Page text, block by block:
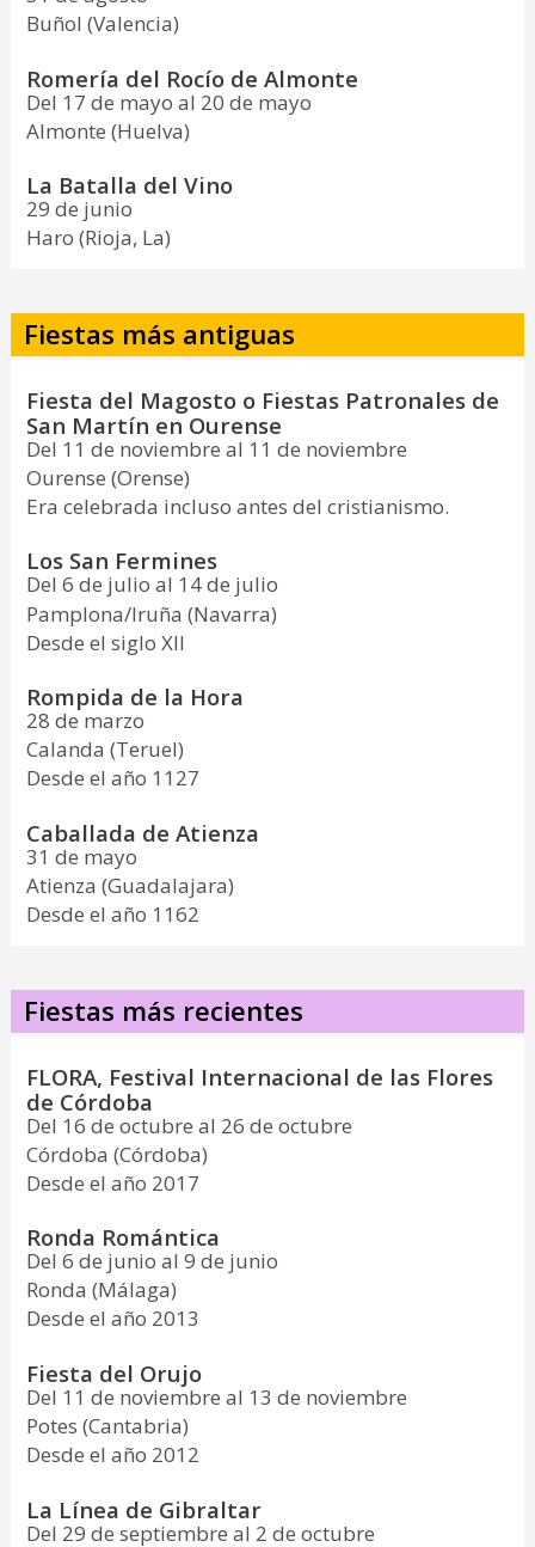
Buñol (Valencia)
Romería del Rocío de Almonte
Del 17 de mayo al 20 de mayo
Almonte (Huelva)
La Batalla del Vino
29 de junio
Haro (Rioja, La)
Fiestas más antiguas
Fiesta del Magosto o Fiestas Patronales de
San Martín en Ourense
Del 11 de noviembre al 11 de noviembre
Ourense (Orense)
Era celebrada incluso antes del cristianismo.
Los San Fermines
Del 6 de julio al 14 de julio
Pamplona/Iruña (Navarra)
Desde el siglo XII
Rompida de la Hora
28 de marzo
Calanda (Teruel)
Desde el año 1127
Caballada de Atienza
31 de mayo
Atienza (Guadalajara)
Desde el año 1162
Fiestas más recientes
FLORA, Festival Internacional de las Flores
de Córdoba
Del 16 de octubre al 26 de octubre
Córdoba (Córdoba)
Desde el año 2017
Ronda Romántica
Del 6 de junio al 9 de junio
Ronda (Málaga)
Desde el año 2013
Fiesta del Orujo
Del 11 de noviembre al 13 de noviembre
Potes (Cantabria)
Desde el año 2012
La Línea de Gibraltar
Del 29 de septiembre al 2 de octubre